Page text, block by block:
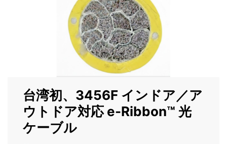
台湾初、3456F インドア／ア
ウトドア対応 e-Ribbon™ 光
ケーブル